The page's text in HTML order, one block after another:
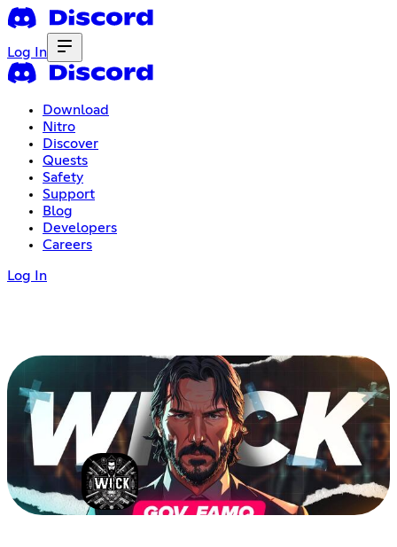
Log In
Download
Nitro
Discover
Quests
Safety
Support
Blog
Developers
Careers
Log In